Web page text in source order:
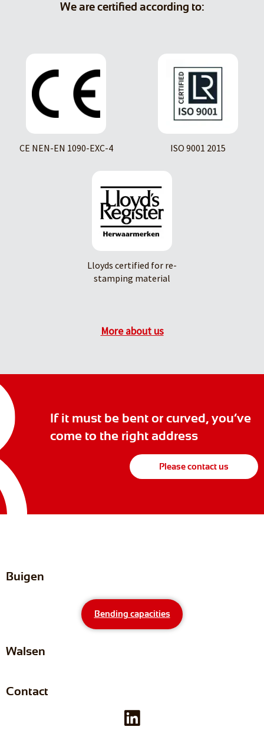
We are certified according to:
CE NEN-EN 1090-EXC-4 ISO 9001 2015
Lloyds certified for re-
stamping material
More about us
If it must be bent or curved, you’ve
come to the right address
Please contact us
Buigen
Bending capacities
Walsen
Contact